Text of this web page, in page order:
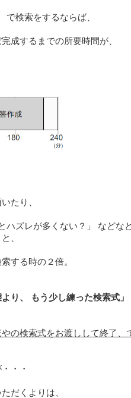
で検索をするならば、
成するまでの所要時間が、
たり、
ハズレが多くない？」 などなど
、
する時の２倍。
り、 もう少し練った検索式」
の検索式をお渡しして終了、
・・
だくよりは、